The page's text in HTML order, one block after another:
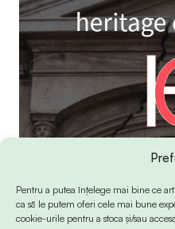
Pentru a putea înțelege mai bine ce
ca să le putem oferi cele mai bune
cookie-urile pentru a stoca și/sau